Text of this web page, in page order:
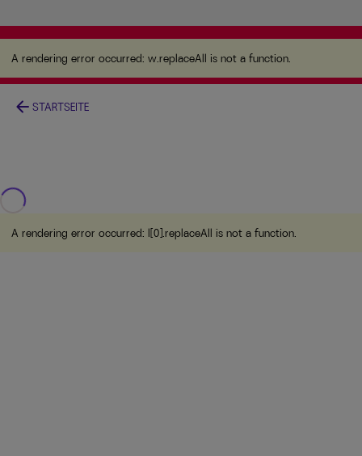
A rendering error occurred:w.replaceAll is not a
function.
A rendering error occurred: w.replaceAll is not a function.
arrow_back STARTSEITE
A rendering error occurred: l[0].replaceAll is not a function.